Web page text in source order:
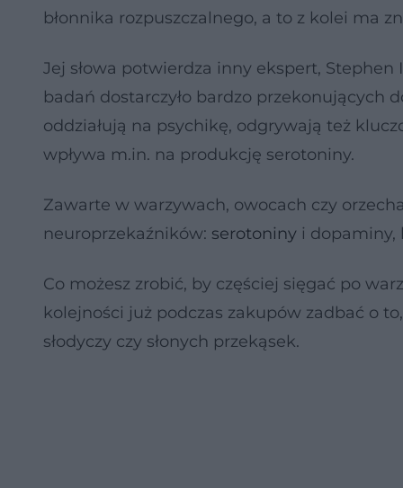
błonnika rozpuszczalnego, a to z kolei ma
Jej słowa potwierdza inny ekspert, Stephen
badań dostarczyło bardzo przekonujących
oddziałują na psychikę, odgrywają też
wpływa m.in. na produkcję serotoniny.
Zawarte w warzywach, owocach czy
neuroprzekaźników: serotoniny i dopaminy,
Co możesz zrobić, by częściej sięgać po
kolejności już podczas zakupów zadbać o
słodyczy czy słonych przekąsek.